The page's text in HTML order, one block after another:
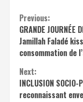
Continue
Reading
Previous:
GRANDE JOURNÉE
Jamillah Faladé
consommation de
Next:
INCLUSION
reconnaissant